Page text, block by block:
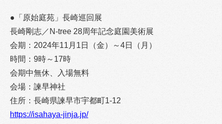
●「原始庭苑」長崎巡回展
長崎剛志／N-tree 28周年記念庭園美術展
会期：2024年11月1日（金）～4日（月）
時間：9時～17時
会期中無休、入場無料
会場：諫早神社
住所：長崎県諫早市宇都町1-12
https://isahaya-jinja.jp/